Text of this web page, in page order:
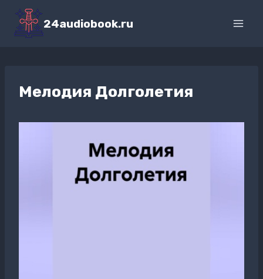
Перейти
содержимому
24audiobook.ru
Мелодия Долголетия